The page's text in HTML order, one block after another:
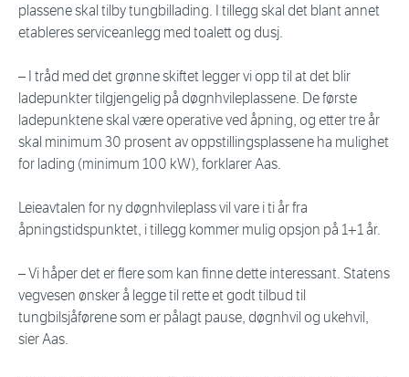
plassene skal tilby tungbillading. I tillegg skal det blant annet
etableres serviceanlegg med toalett og dusj.
– I tråd med det grønne skiftet legger vi opp til at det blir
ladepunkter tilgjengelig på døgnhvileplassene. De første
ladepunktene skal være operative ved åpning, og etter tre år
skal minimum 30 prosent av oppstillingsplassene ha mulighet
for lading (minimum 100 kW), forklarer Aas.
Leieavtalen for ny døgnhvileplass vil vare i ti år fra
åpningstidspunktet, i tillegg kommer mulig opsjon på 1+1 år.
– Vi håper det er flere som kan finne dette interessant. Statens
vegvesen ønsker å legge til rette et godt tilbud til
tungbilsjåførene som er pålagt pause, døgnhvil og ukehvil,
sier Aas.